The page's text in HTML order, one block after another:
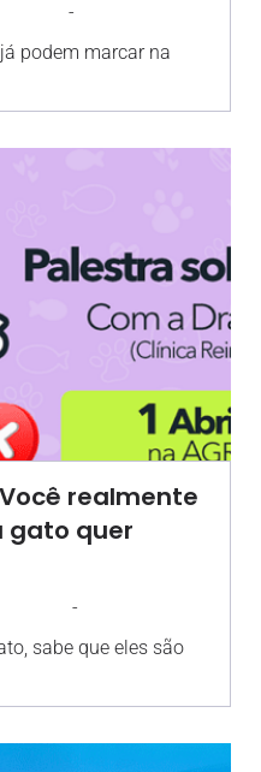
-
podem marcar na
realmente
gato quer
-
sabe que eles são